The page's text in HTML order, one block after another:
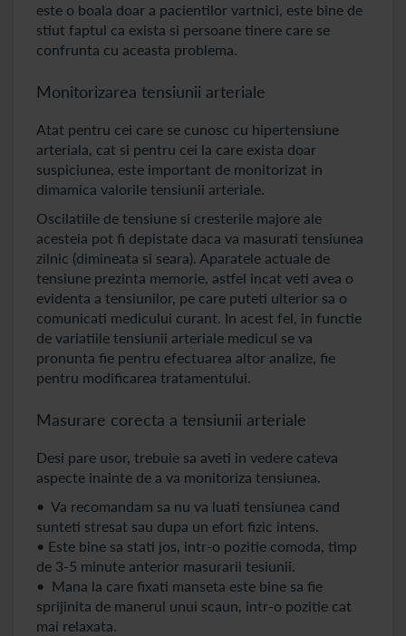
este o boala doar a pacientilor vartnici, este bine de
stiut faptul ca exista si persoane tinere care se
confrunta cu aceasta problema.
Monitorizarea tensiunii arteriale
Atat pentru cei care se cunosc cu hipertensiune
arteriala, cat si pentru cei la care exista doar
suspiciunea, este important de monitorizat in
dimamica valorile tensiunii arteriale.
Oscilatiile de tensiune si cresterile majore ale
acesteia pot fi depistate daca va masurati tensiunea
zilnic (dimineata si seara). Aparatele actuale de
tensiune prezinta memorie, astfel incat veti avea o
evidenta a tensiunilor, pe care puteti ulterior sa o
comunicati medicului curant. In acest fel, in functie
de variatiile tensiunii arteriale medicul se va
pronunta fie pentru efectuarea altor analize, fie
pentru modificarea tratamentului.
Masurare corecta a tensiunii arteriale
Desi pare usor, trebuie sa aveti in vedere cateva
aspecte inainte de a va monitoriza tensiunea.
• Va recomandam sa nu va luati tensiunea cand
sunteti stresat sau dupa un efort fizic intens.
• Este bine sa stati jos, intr-o pozitie comoda, timp
de 3-5 minute anterior masurarii tesiunii.
• Mana la care fixati manseta este bine sa fie
sprijinita de manerul unui scaun, intr-o pozitie cat
mai relaxata.